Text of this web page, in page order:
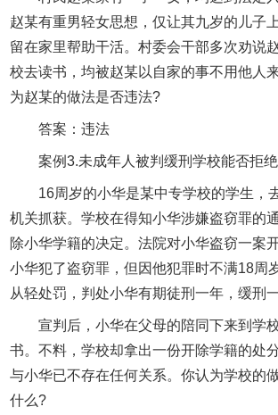
赵某有重男轻女思想，仅让其九岁的儿子
留在家里帮助干活。村委会干部多次劝说
校去读书，均被赵某以自家的事不用他人
为赵某的做法是否违法?
答案：违法
案例3.未成年人被判缓刑学校能否拒
16周岁的小华是某中专学校的学生，
机关抓获。学校在得知小华涉嫌盗窃罪的
除小华学籍的决定。法院对小华盗窃一案
小华犯了盗窃罪，但因他犯罪时不满18周
从轻处罚，判处小华有期徒刑一年，缓刑一
宣判后，小华在父母的陪同下来到学
书。不料，学校却拿出一份开除学籍的处
与小华已不存在任何关系。你认为学校的
什么?